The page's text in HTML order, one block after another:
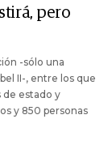
pero
-sólo una
II-, entre los que
de estado y
y 850 personas